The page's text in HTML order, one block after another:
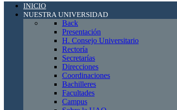
INICIO
NUESTRA UNIVERSIDAD
Back
Presentación
H. Consejo Universitario
Rectoría
Secretarías
Direcciones
Coordinaciones
Bachilleres
Facultades
Campus